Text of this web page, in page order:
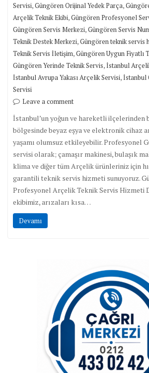
Servisi,Güngören Orijinal Yedek Parça,
Arçelik Teknik Ekibi,Güngören Profesyonel
Güngören Servis Merkezi,Güngören Servis
Teknik Destek Merkezi,Güngören teknik servis
Teknik Servis İletişim,Güngören Uygun Fiyatlı
Güngören Yerinde Teknik Servis,İstanbul
İstanbul Avrupa Yakası Arçelik Servisi,İstanbul
Servisi
Leave a comment
İstanbul’un yoğun ve hareketli ilçelerinden
bölgesinde beyaz eşya ve elektronik cihaz
yaşamı olumsuz etkileyebilir. Profesyonel
servisi olarak; çamaşır makinesi, bulaşık
klima ve diğer tüm Arçelik ürünleriniz için
garantili teknik servis hizmeti sunuyoruz.
Profesyonel Arçelik Teknik Servis Hizmeti
ekibimiz, arızaları kısa…
Devamı